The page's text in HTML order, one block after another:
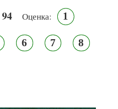
94 Оценка: 1
6 7 8